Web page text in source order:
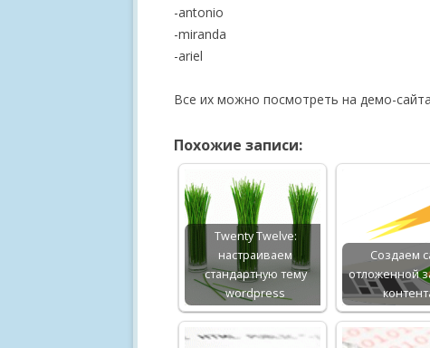
-antonio
-miranda
-ariel
Все их можно посмотреть на демо-
Похожие записи:
Twenty Twelve:
настраиваем
стандартную тему
wordpress
Создаем
отложенной